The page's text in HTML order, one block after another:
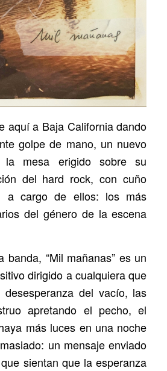
aquí a Baja California dando
golpe de mano, un nuevo
la mesa erigido sobre su
del hard rock, con cuño
a cargo de ellos: los más
del género de la escena
banda, “Mil mañanas” es un
dirigido a cualquiera que
del vacío, las
apretando el pecho, el
más luces en una noche
un mensaje enviado
sientan que la esperanza